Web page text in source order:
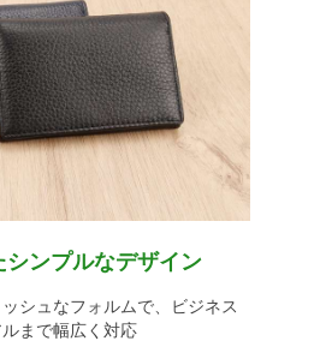
シンプルなデザイン
シュなフォルムで、ビジネス
まで幅広く対応